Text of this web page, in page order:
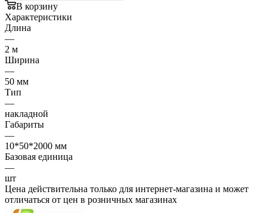
В корзину
Характеристики
Длина
—
2 м
Ширина
—
50 мм
Тип
—
накладной
Габариты
—
10*50*2000 мм
Базовая единица
—
шт
Цена действительна только для интернет-магазина и может
отличаться от цен в розничных магазинах